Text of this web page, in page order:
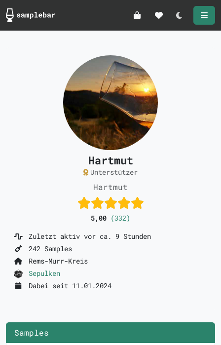
Darkmode
Hartmut
Unterstützer
Hartmut
5,00 (332)
Zuletzt aktiv vor ca. 9 Stunden
242 Samples
Rems-Murr-Kreis
Sepulken
Dabei seit 11.01.2024
Samples